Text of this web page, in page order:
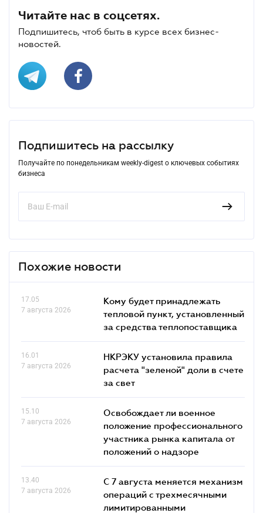
Читайте нас в соцсетях.
Подпишитесь, чтоб быть в курсе всех бизнес-
новостей.
Подпишитесь на рассылку
Получайте по понедельникам weekly-digest о ключевых событиях
бизнеса
Похожие новости
17.05
7 августа 2026
Кому будет принадлежать
тепловой пункт, установленный
за средства теплопоставщика
16.01
7 августа 2026
НКРЭКУ установила правила
расчета "зеленой" доли в счете
за свет
15.10
7 августа 2026
Освобождает ли военное
положение профессионального
участника рынка капитала от
положений о надзоре
13.40
7 августа 2026
С 7 августа меняется механизм
операций с трехмесячными
лимитированными